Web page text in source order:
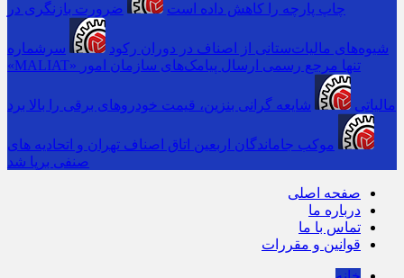
چاپ پارچه را کاهش داده است ضرورت بازنگری در
شیوه‌های مالیات‌ستانی از اصناف در دوران رکود
سرشماره
«MALIAT» تنها مرجع رسمی ارسال پیامک‌های سازمان امور
مالیاتی شایعه گرانی بنزین، قیمت خودروهای برقی را بالا برد
موکب جاماندگان اربعین اتاق اصناف تهران و اتحادیه های
صنفی برپا شد
صفحه اصلی
درباره ما
تماس با ما
قوانین و مقررات